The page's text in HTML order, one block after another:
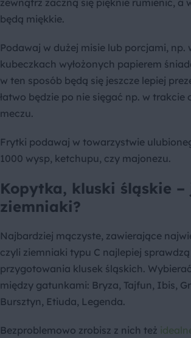
będą miękkie.
Podawaj w dużej misie lub porcjami, np.
kubeczkach wyłożonych papierem
w ten sposób będą się jeszcze lepiej
łatwo będzie po nie sięgać np. w trakcie
meczu.
Frytki podawaj w towarzystwie
1000 wysp, ketchupu, czy majonezu.
Kopytka, kluski śląskie –
ziemniaki?
Najbardziej mączyste, zawierające
czyli ziemniaki typu C najlepiej sprawdzą
przygotowania klusek śląskich.
między gatunkami: Bryza, Tajfun, Ibis,
Bursztyn, Etiuda, Legenda.
Bezproblemowo zrobisz z nich też